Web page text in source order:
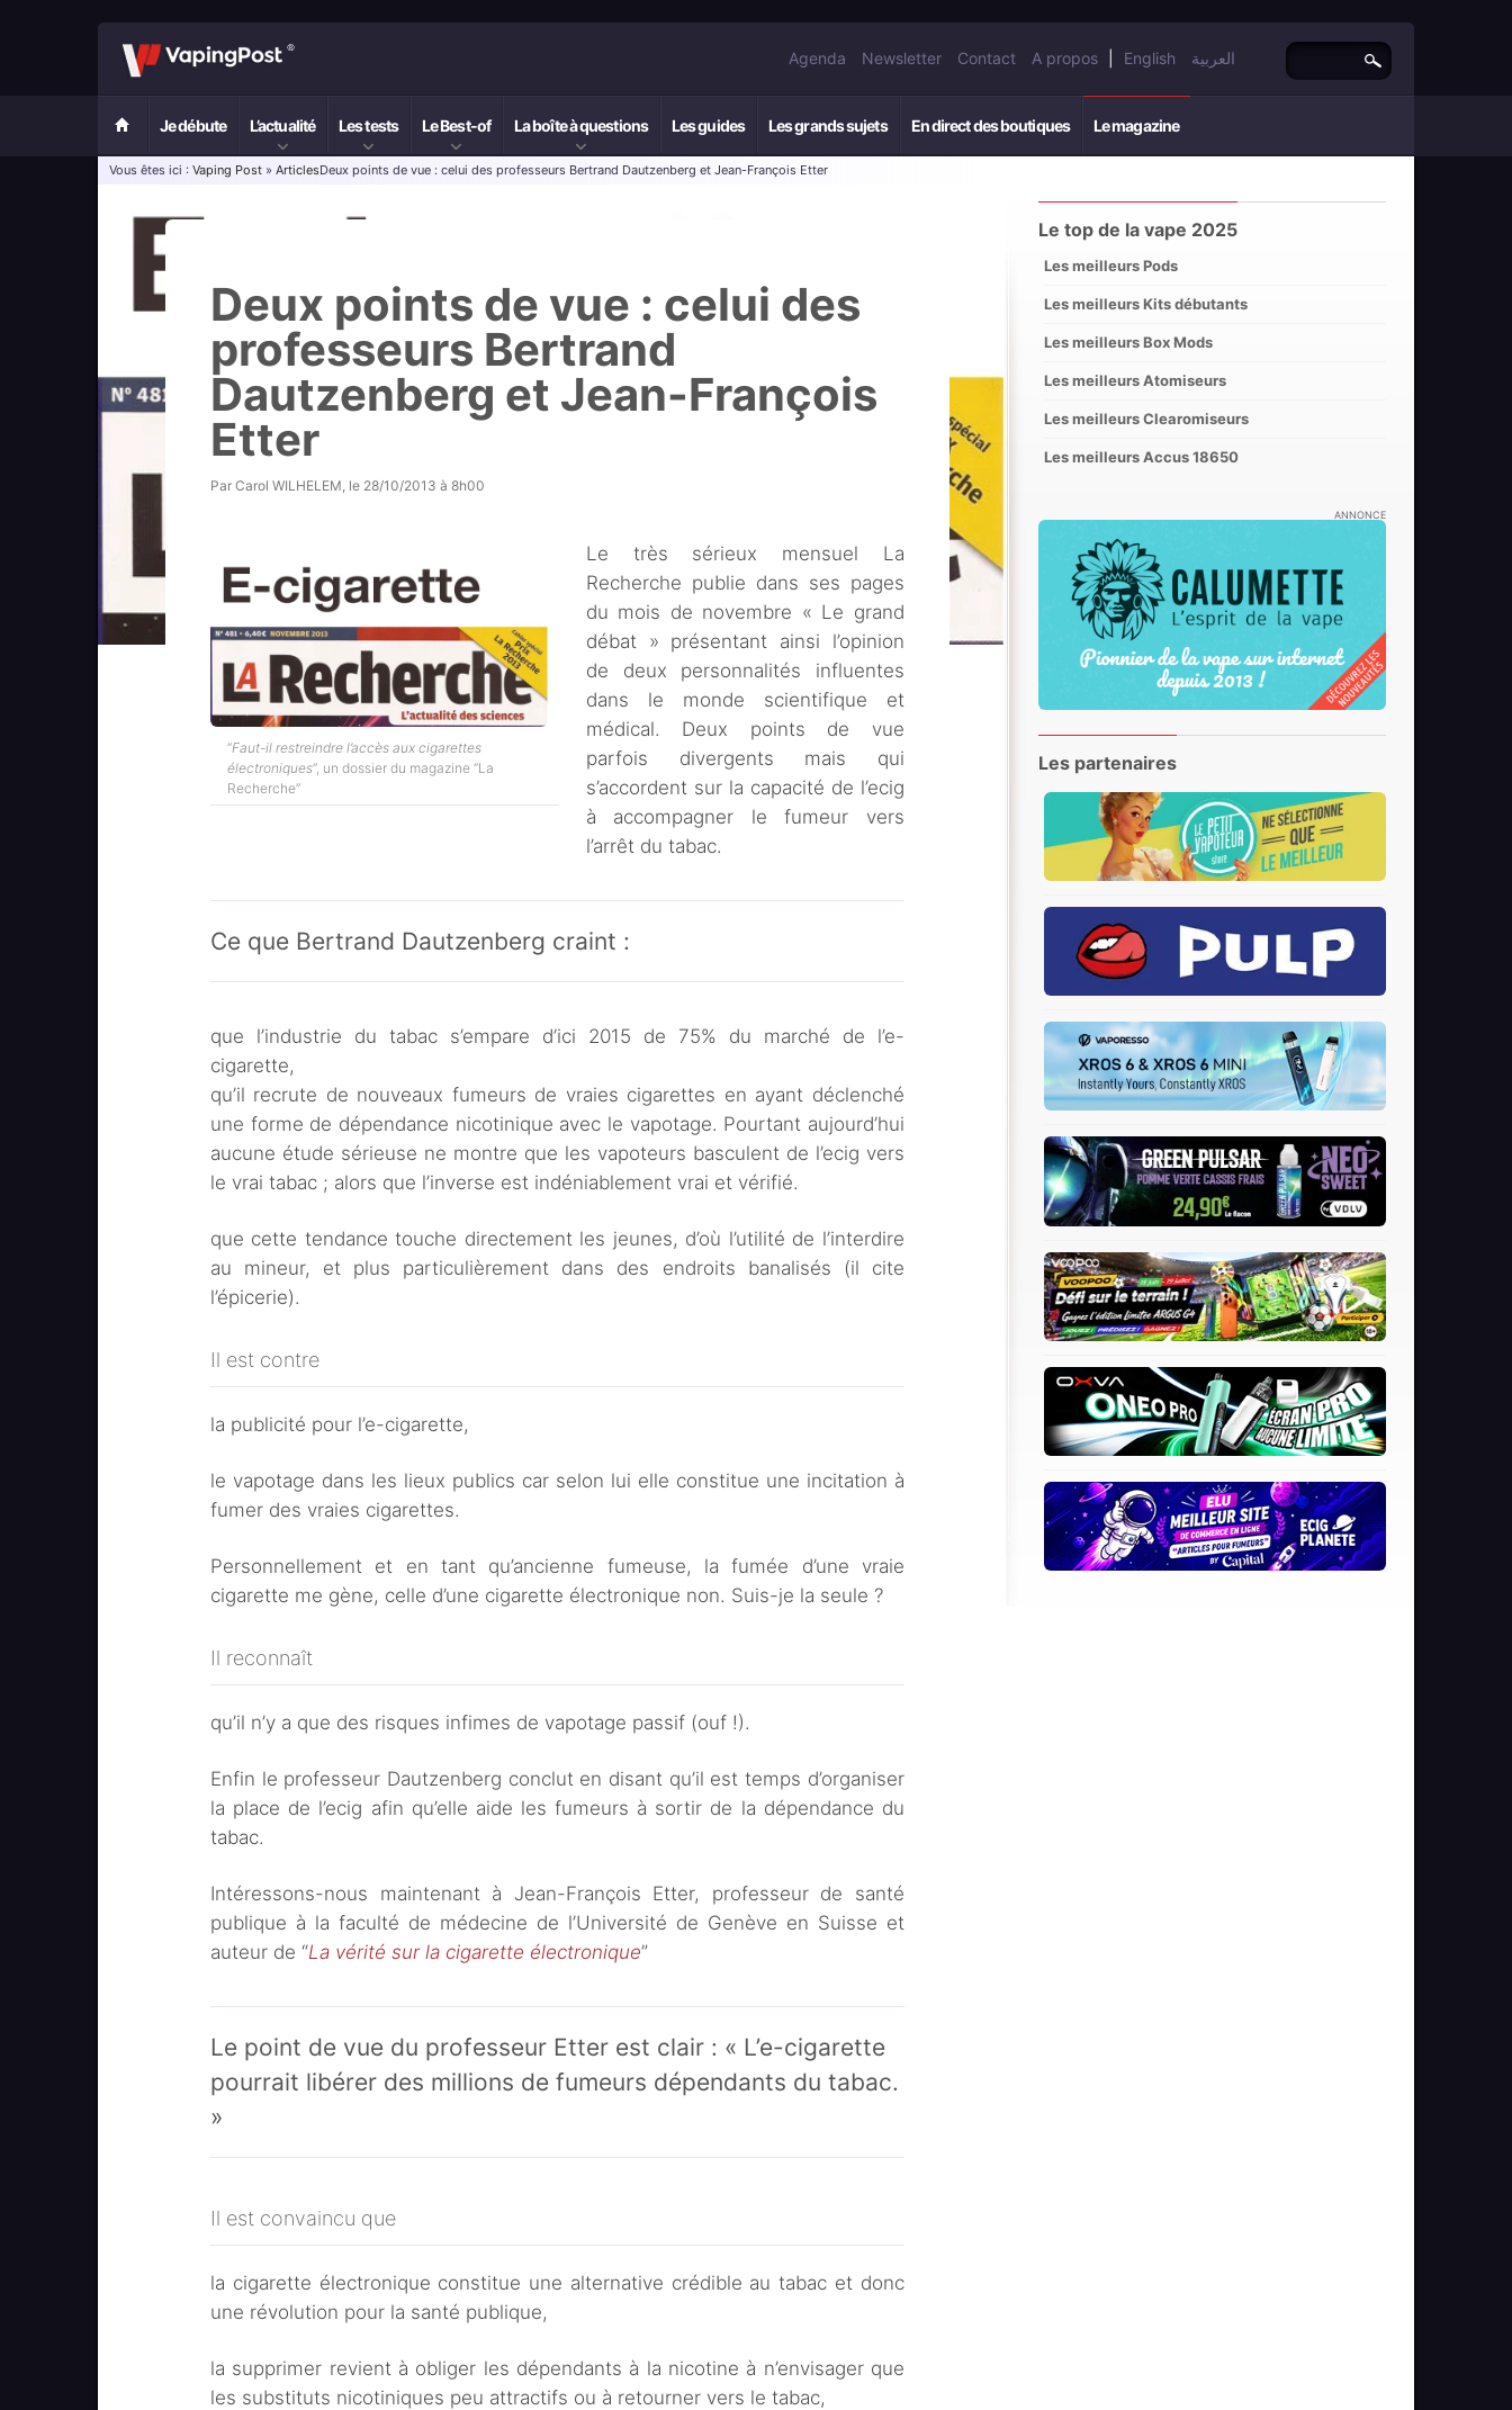
Agenda Newsletter Contact A propos English العربية
Je débute L’actualité Les tests Le Best-of La boîte à questions Les guides Les grands sujets En direct des boutiques Le magazine
Vous êtes ici : Vaping Post » ArticlesDeux points de vue : celui des professeurs Bertrand Dautzenberg et Jean-François Etter
Deux points de vue : celui des
professeurs Bertrand
Dautzenberg et Jean-François
Etter
Par Carol WILHELEM, le 28/10/2013 à 8h00
“Faut-il restreindre l’accès aux cigarettes
électroniques“, un dossier du magazine “La
Recherche”
Le très sérieux mensuel La
Recherche publie dans ses pages
du mois de novembre « Le grand
débat » présentant ainsi l’opinion
de deux personnalités influentes
dans le monde scientifique et
médical. Deux points de vue
parfois divergents mais qui
s’accordent sur la capacité de l’ecig
à accompagner le fumeur vers
l’arrêt du tabac.
Ce que Bertrand Dautzenberg craint :
que l’industrie du tabac s’empare d’ici 2015 de 75% du marché de l’e-
cigarette,
qu’il recrute de nouveaux fumeurs de vraies cigarettes en ayant déclenché
une forme de dépendance nicotinique avec le vapotage. Pourtant aujourd’hui
aucune étude sérieuse ne montre que les vapoteurs basculent de l’ecig vers
le vrai tabac ; alors que l’inverse est indéniablement vrai et vérifié.
que cette tendance touche directement les jeunes, d’où l’utilité de l’interdire
au mineur, et plus particulièrement dans des endroits banalisés (il cite
l’épicerie).
Il est contre
la publicité pour l’e-cigarette,
le vapotage dans les lieux publics car selon lui elle constitue une incitation à
fumer des vraies cigarettes.
Personnellement et en tant qu’ancienne fumeuse, la fumée d’une vraie
cigarette me gène, celle d’une cigarette électronique non. Suis-je la seule ?
Il reconnaît
qu’il n’y a que des risques infimes de vapotage passif (ouf !).
Enfin le professeur Dautzenberg conclut en disant qu’il est temps d’organiser
la place de l’ecig afin qu’elle aide les fumeurs à sortir de la dépendance du
tabac.
Intéressons-nous maintenant à Jean-François Etter, professeur de santé
publique à la faculté de médecine de l’Université de Genève en Suisse et
auteur de “La vérité sur la cigarette électronique”
Le point de vue du professeur Etter est clair : « L’e-cigarette
pourrait libérer des millions de fumeurs dépendants du tabac.
»
Il est convaincu que
la cigarette électronique constitue une alternative crédible au tabac et donc
une révolution pour la santé publique,
la supprimer revient à obliger les dépendants à la nicotine à n’envisager que
les substituts nicotiniques peu attractifs ou à retourner vers le tabac,
Le top de la vape 2025
Les meilleurs Pods
Les meilleurs Kits débutants
Les meilleurs Box Mods
Les meilleurs Atomiseurs
Les meilleurs Clearomiseurs
Les meilleurs Accus 18650
ANNONCE
Les partenaires